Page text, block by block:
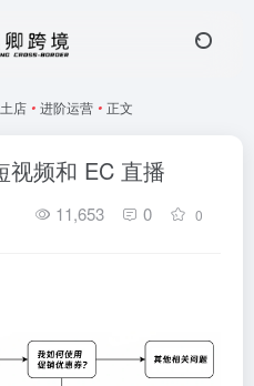
店 • 进阶运营 • 正文
视频和 EC 直播
11,653 0 0